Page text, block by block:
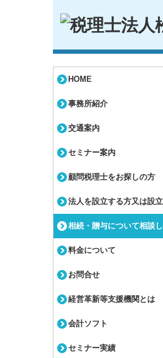
HOME
事務所紹介
交通案内
セミナー案内
顧問税理士をお探しの方
法人を設立する方又は設
相続・贈与について相談
料金について
お問合せ
経営革新等支援機関とは
会計ソフト
セミナー実績